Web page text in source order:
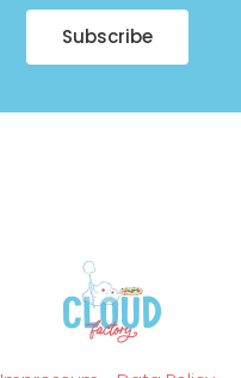
Subscribe